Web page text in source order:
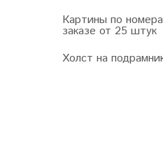
Картины по
заказе от 25 штук
Холст на